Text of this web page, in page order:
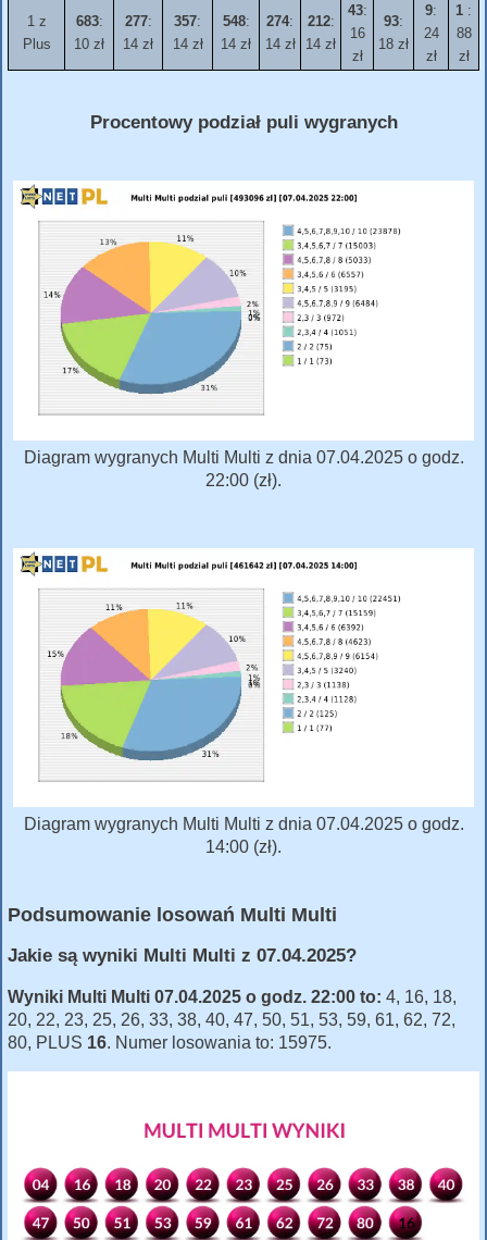
1 z
Plus
683:
10 zł
277:
14 zł
357:
14 zł
548:
14 zł
274:
14 zł
212:
14 zł
43:
16
zł
93:
18 zł
9:
24
zł
1 :
88
zł
Procentowy podział puli wygranych
Diagram wygranych Multi Multi z dnia 07.04.2025 o godz.
22:00 (zł).
Diagram wygranych Multi Multi z dnia 07.04.2025 o godz.
14:00 (zł).
Podsumowanie losowań Multi Multi
Jakie są wyniki Multi Multi z 07.04.2025?
Wyniki Multi Multi 07.04.2025 o godz. 22:00 to: 4, 16, 18,
20, 22, 23, 25, 26, 33, 38, 40, 47, 50, 51, 53, 59, 61, 62, 72,
80, PLUS 16. Numer losowania to: 15975.